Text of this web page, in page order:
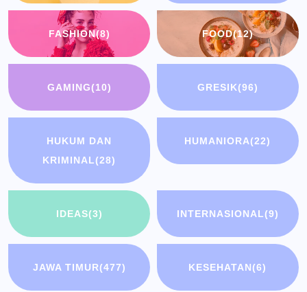
FASHION(8) FOOD(12)
GAMING(10) GRESIK(96)
HUKUM DAN
KRIMINAL(28)
HUMANIORA(22)
IDEAS(3) INTERNASIONAL(9)
JAWA TIMUR(477) KESEHATAN(6)